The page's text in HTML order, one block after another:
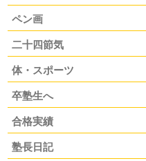
ペン画
二十四節気
体・スポーツ
卒塾生へ
合格実績
塾長日記